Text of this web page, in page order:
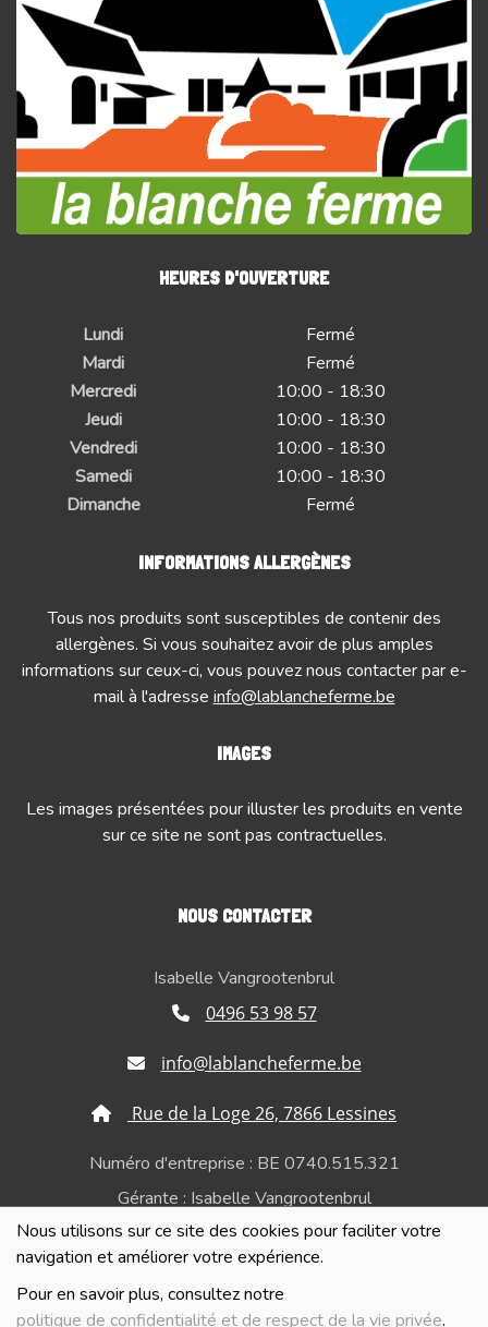
Nous utilisons sur ce site des cookies pour faciliter votre
navigation et améliorer votre expérience.
Pour en savoir plus, consultez notre
politique de confidentialité et de respect de la vie privée.
HEURES D'OUVERTURE
Lundi
Fermé
Mardi
Fermé
Mercredi
10:00 - 18:30
Jeudi
10:00 - 18:30
Vendredi
10:00 - 18:30
Samedi
10:00 - 18:30
Dimanche
Fermé
INFORMATIONS ALLERGÈNES
Tous nos produits sont susceptibles de contenir des
allergènes. Si vous souhaitez avoir de plus amples
informations sur ceux-ci, vous pouvez nous contacter par e-
mail à l'adresse info@lablancheferme.be
IMAGES
Les images présentées pour illuster les produits en vente
sur ce site ne sont pas contractuelles.
NOUS CONTACTER
Isabelle Vangrootenbrul
0496 53 98 57
info@lablancheferme.be
Rue de la Loge 26, 7866 Lessines
Numéro d'entreprise : BE 0740.515.321
Gérante : Isabelle Vangrootenbrul
Politique de confidentialité et de respect de la vie
privée